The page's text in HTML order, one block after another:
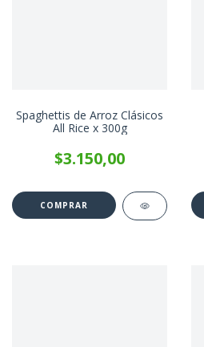
Spaghettis de Arroz Clásicos
All Rice x 300g
$3.150,00